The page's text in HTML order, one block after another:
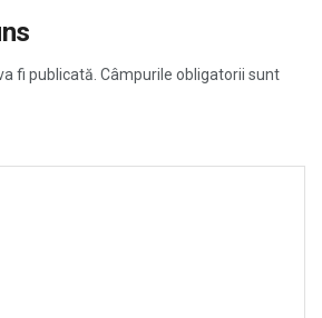
fi publicată. Câmpurile obligatorii sunt